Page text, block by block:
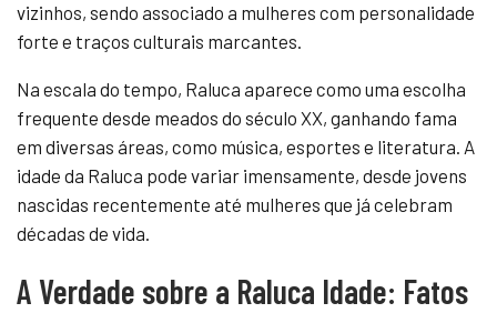
vizinhos, sendo associado a mulheres com personalidade
forte e traços culturais marcantes.
Na escala do tempo, Raluca aparece como uma escolha
frequente desde meados do século XX, ganhando fama
em diversas áreas, como música, esportes e literatura. A
idade da Raluca pode variar imensamente, desde jovens
nascidas recentemente até mulheres que já celebram
décadas de vida.
A Verdade sobre a Raluca Idade: Fatos